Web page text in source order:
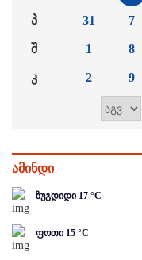
პ
შ
კ
31
1
2
7
8
9
ამინდი
ზუგდიდი 17 °C
ფოთი 15 °C